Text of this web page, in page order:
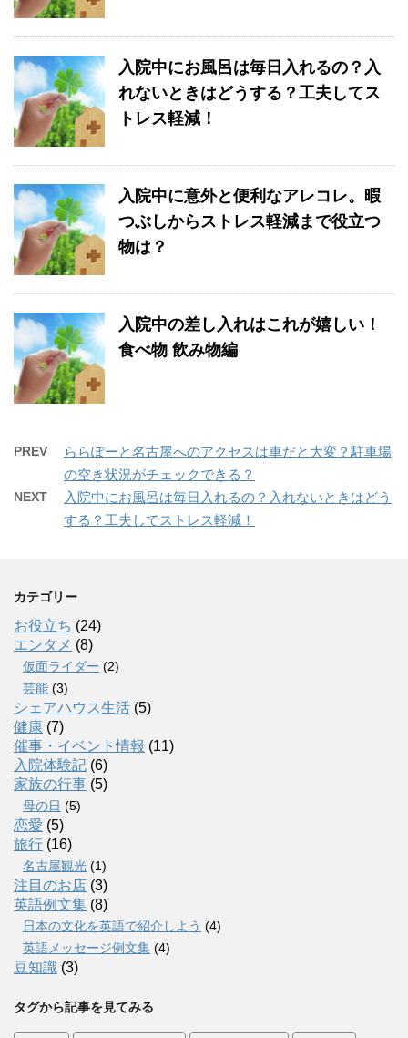
入院中にお風呂は毎日入れるの？入
れないときはどうする？工夫してス
トレス軽減！
入院中に意外と便利なアレコレ。暇
つぶしからストレス軽減まで役立つ
物は？
入院中の差し入れはこれが嬉しい！
食べ物 飲み物編
PREV
ららぽーと名古屋へのアクセスは車だと大変？駐車場
の空き状況がチェックできる？
NEXT
入院中にお風呂は毎日入れるの？入れないときはどう
する？工夫してストレス軽減！
カテゴリー
お役立ち (24)
エンタメ (8)
仮面ライダー (2)
芸能 (3)
シェアハウス生活 (5)
健康 (7)
催事・イベント情報 (11)
入院体験記 (6)
家族の行事 (5)
母の日 (5)
恋愛 (5)
旅行 (16)
名古屋観光 (1)
注目のお店 (3)
英語例文集 (8)
日本の文化を英語で紹介しよう (4)
英語メッセージ例文集 (4)
豆知識 (3)
タグから記事を見てみる